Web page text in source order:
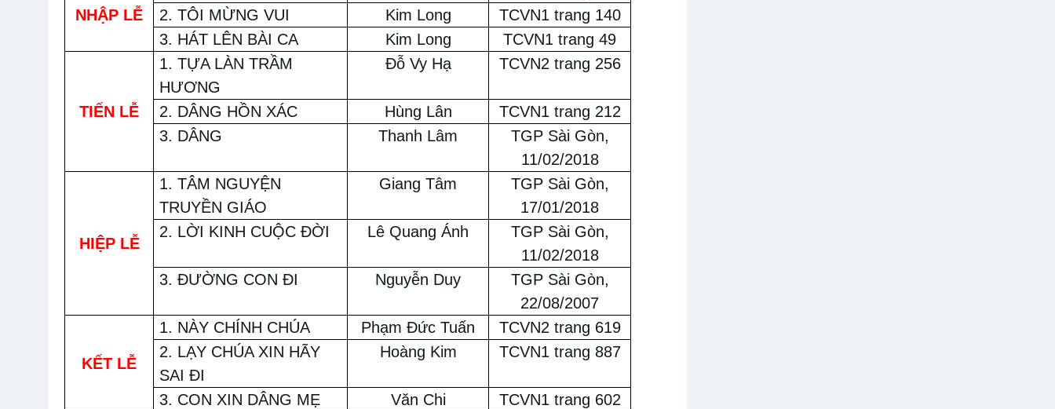
NHẬP LỄ
2. TÔI MỪNG VUI
Kim Long
TCVN1 trang 140
3. HÁT LÊN BÀI CA
Kim Long TCVN1 trang 49
TIẾN LỄ
1. TỰA LÀN TRẦM
HƯƠNG
Đỗ Vy Hạ TCVN2 trang 256
2. DÂNG HỒN XÁC Hùng Lân
TCVN1 trang 212
3. DÂNG
Thanh Lâm
TGP Sài Gòn,
11/02/2018
HIỆP LỄ
1. TÂM NGUYỆN
TRUYỀN GIÁO
Giang Tâm
TGP Sài Gòn,
17/01/2018
2. LỜI KINH CUỘC ĐỜI
Lê Quang Ánh
TGP Sài Gòn,
11/02/2018
3. ĐƯỜNG CON ĐI
Nguyễn Duy
TGP Sài Gòn,
22/08/2007
KẾT LỄ
1. NÀY CHÍNH CHÚA Phạm Đức Tuấn
TCVN2 trang 619
2. LẠY CHÚA XIN HÃY
SAI ĐI
Hoàng Kim TCVN1 trang 887
3. CON XIN DÂNG MẸ Văn Chi TCVN1 trang 602